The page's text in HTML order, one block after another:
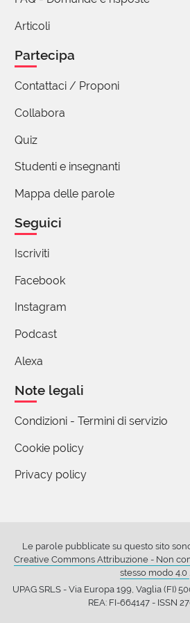
e quando esprimi un'opinione
sempre d'accordo. In questo
correttamente un principio
per quanto l'opinione comune
seguito un testo della Crusca
che ho trovato illuminante!
-italiana/consulenza-
risposte/incontro-
Il mio compianto professore di
numero reale. Molti ricordi, a un
eravamo.
22 Giugno 2016 12:07
scrittori del passato, e con gli
Articoli
Partecipa
Contattaci / Proponi
Collabora
Quiz
Studenti e insegnanti
Mappa delle parole
Seguici
Iscriviti
Facebook
Instagram
Podcast
Alexa
Note legali
Condizioni - Termini di servizio
Cookie policy
Privacy policy
Le parole pubblicate su questo sito
Creative Commons Attribuzione - Non
stesso modo 4.0 .
UPAG SRLS - Via Europa 199, Vaglia (FI)
REA: FI-664147 - ISSN